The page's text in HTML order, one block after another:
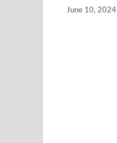
June 10, 2024